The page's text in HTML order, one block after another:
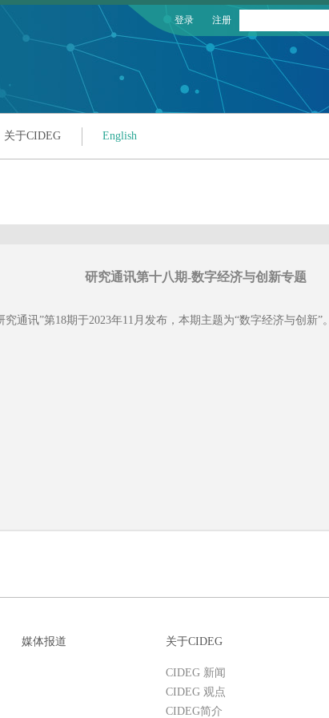
登录 注册
关于CIDEG English
研究通讯第十八期-数字经济与创新专题
究通讯”第18期于2023年11月发布，本期主题为“数字经济与创新”。
媒体报道 关于CIDEG
CIDEG 新闻
CIDEG 观点
CIDEG简介